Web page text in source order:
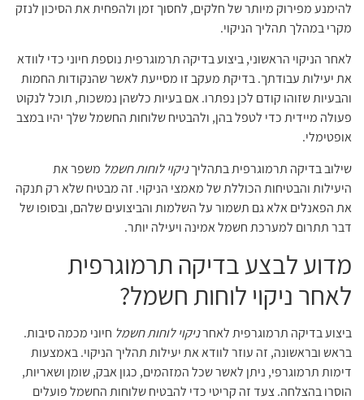
להימנע מפירוק מיותר של חלקים, לחסוך זמן ולהפחית את הסיכון לנזק
מקרי במהלך תהליך הניקוי.
לאחר הניקוי הראשוני, ביצוע בדיקה תרמוגרפית נוספת חיוני כדי לוודא
את יעילות עבודתך. בדיקת מעקב זו מסייעת לאשר שהנקודות החמות
והבעיות שזוהו קודם לכן נפתרו. אם בעיות כלשהן נמשכות, תוכל לנקוט
פעולה מיידית כדי לטפל בהן, ולהבטיח שלוחות החשמל שלך יהיו במצב
אופטימלי.
שילוב בדיקה תרמוגרפית בתהליךניקוי לוחות חשמל משפר את
היעילות והבטיחות הכוללת של מאמצי הניקוי. זה מבטיח שלא רק תנקה
את הפאנלים אלא גם תשמור על השלמות והביצועים שלהם, ובסופו של
דבר תתרום למערכת חשמל אמינה ויעילה יותר.
מדוע לבצע בדיקה תרמוגרפית
לאחר ניקוי לוחות חשמל?
ביצוע בדיקה תרמוגרפית לאחרניקוי לוחות חשמל חיוני מכמה סיבות.
בראש ובראשונה, זה עוזר לוודא את יעילות תהליך הניקוי. באמצעות
דימות תרמוגרפי, ניתן לאשר שכל המזהמים, כגון אבק, שומן ושאריות,
הוסרו בהצלחה. צעד זה קריטי כדי להבטיח שלוחות החשמל פועלים